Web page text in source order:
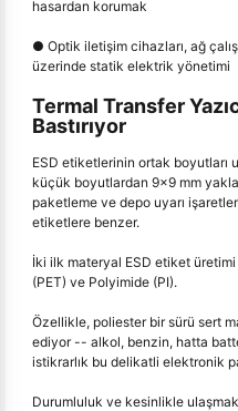
hasardan korumak
● Optik iletişim cihazları, ağ
üzerinde statik elektrik yönetimi
Termal Transfer
Bastırıyor
ESD etiketlerinin ortak boyutları
küçük boyutlardan 9x9 mm
paketleme ve depo uyarı
etiketlere benzer.
İki ilk materyal ESD etiket
(PET) ve Polyimide (PI).
Özellikle, poliester bir sürü sert
ediyor -- alkol, benzin, hatta
istikrarlık bu delikatli elektronik
Durumluluk ve kesinlikle